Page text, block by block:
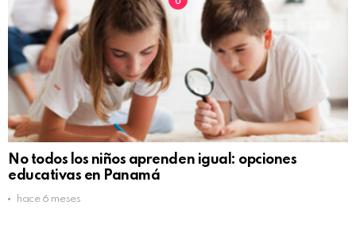
No todos los niños aprenden igual: opciones
educativas en Panamá
hace 6 meses